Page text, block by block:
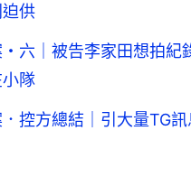
供
六｜被告李家田想拍
隊
控方總結｜引大量TG